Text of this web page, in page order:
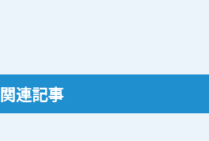
関連記事